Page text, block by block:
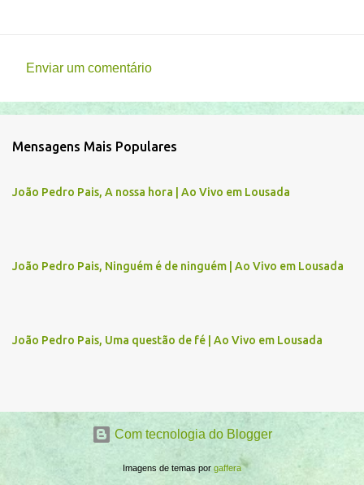
e
t
i
Enviar um comentário
Mensagens Mais Populares
João Pedro Pais, A nossa hora | Ao Vivo em Lousada
João Pedro Pais, Ninguém é de ninguém | Ao Vivo em Lousada
João Pedro Pais, Uma questão de fé | Ao Vivo em Lousada
Com tecnologia do Blogger
Imagens de temas por gaffera